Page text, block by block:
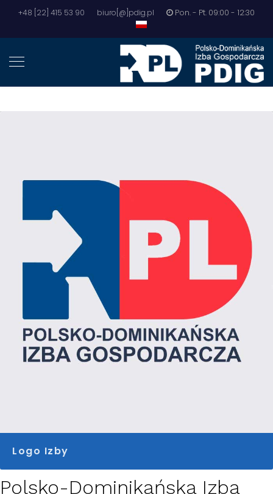
+48 [22] 415 53 90 biuro[@]pdig.pl Pon. - Pt. 09:00 - 12:30
Logo Izby
Polsko-Dominikańska Izba